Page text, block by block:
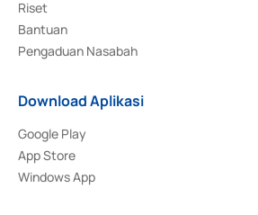
Riset
Bantuan
Pengaduan Nasabah
Download Aplikasi
Google Play
App Store
Windows App